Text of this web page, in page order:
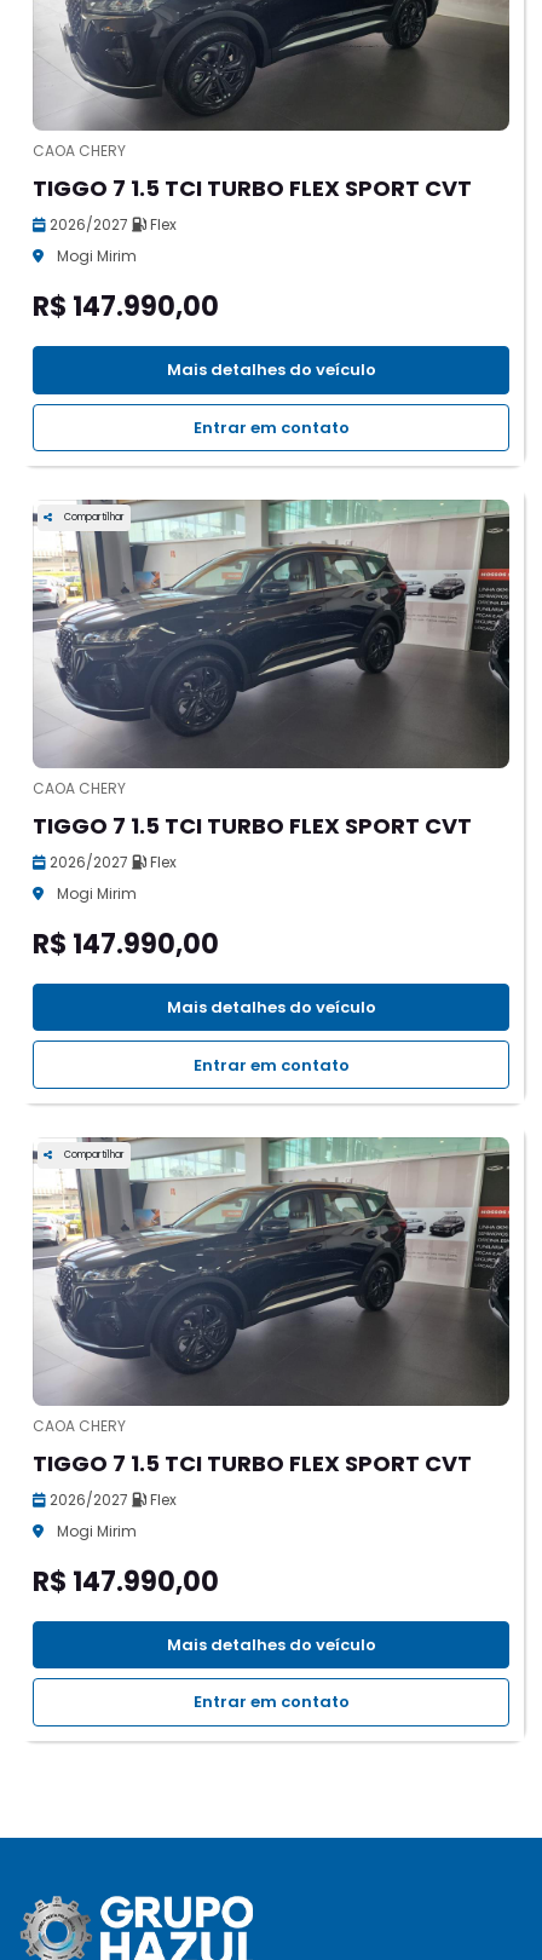
CAOA CHERY
TIGGO 7 1.5 TCI TURBO FLEX SPORT CVT
2026/2027
Flex
Mogi Mirim
R$ 147.990,00
Mais detalhes do veículo
Entrar em contato
Compartilhar
CAOA CHERY
TIGGO 7 1.5 TCI TURBO FLEX SPORT CVT
2026/2027
Flex
Mogi Mirim
R$ 147.990,00
Mais detalhes do veículo
Entrar em contato
Compartilhar
CAOA CHERY
TIGGO 7 1.5 TCI TURBO FLEX SPORT CVT
2026/2027
Flex
Mogi Mirim
R$ 147.990,00
Mais detalhes do veículo
Entrar em contato